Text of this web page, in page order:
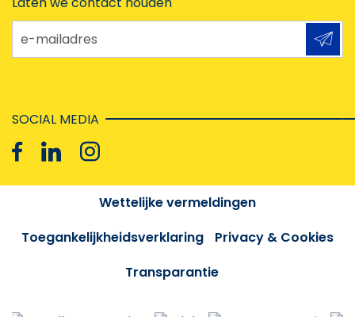
e-mailadres
SOCIAL MEDIA
Wettelijke vermeldingen
Toegankelijkheidsverklaring
Privacy & Cookies
Transparantie